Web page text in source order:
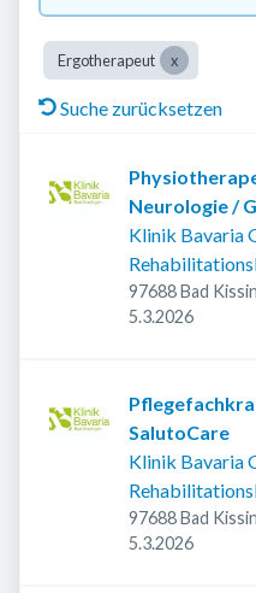
Ergotherapeut
Suche zurücksetzen
Neurologie /
Klinik Bavaria
97688 Bad
Veröffentlicht
5.3.2026
SalutoCare
Klinik Bavaria
97688 Bad
Veröffentlicht
5.3.2026